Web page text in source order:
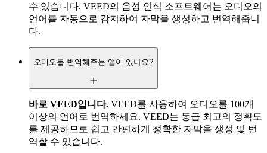
수 있습니다. VEED의 음성 인식 소프트웨어는 오디오의
언어를 자동으로 감지하여 자막을 생성하고 번역해줍니
다.
오디오를 번역해주는 앱이 있나요?
바로 VEED입니다. VEED를 사용하여 오디오를 100개
이상의 언어로 번역하세요. VEED는 동급 최고의 정확도
를 제공하므로 쉽고 간편하게 정확한 자막을 생성 및 번
역할 수 있습니다.